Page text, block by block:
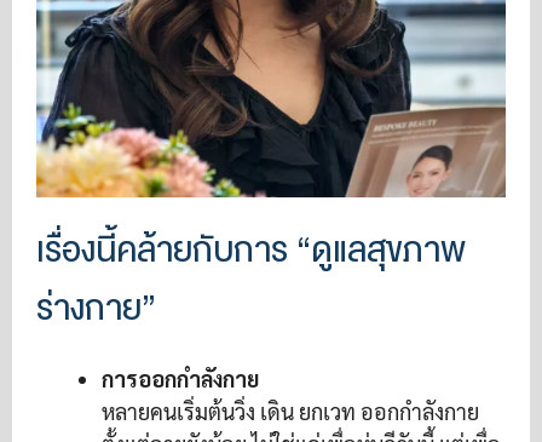
เรื่องนี้คล้ายกับการ “ดูแลสุขภาพ
ร่างกาย”
การออกกำลังกาย
หลายคนเริ่มต้นวิ่ง เดิน ยกเวท ออกกำลังกาย